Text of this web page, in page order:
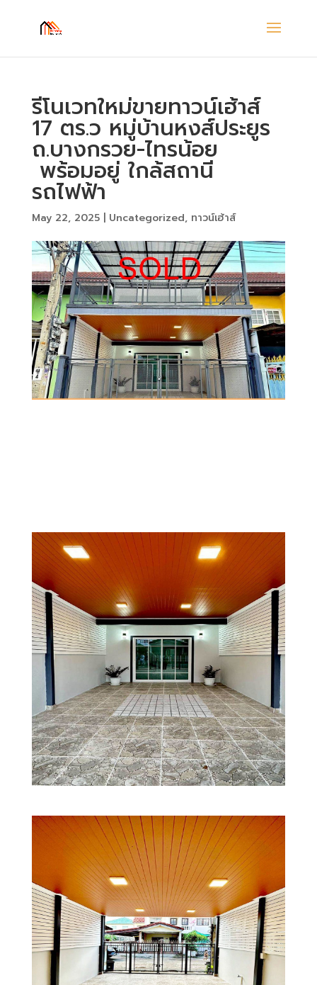
รีโนเวทใหม่ขายทาวน์เฮ้าส์
17 ตร.ว หมู่บ้านหงส์ประยูร
ถ.บางกรวย-ไทรน้อย
พร้อมอยู่ ใกล้สถานี
รถไฟฟ้า
May 22, 2025| Uncategorized, ทาวน์เฮ้าส์